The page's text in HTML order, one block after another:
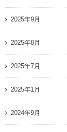
2025年9月
2025年8月
2025年7月
2025年1月
2024年9月